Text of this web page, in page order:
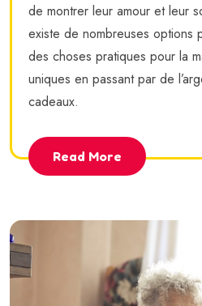
de montrer leur amour et leur
existe de nombreuses options
des choses pratiques pour la
uniques en passant par de
cadeaux.
Read More